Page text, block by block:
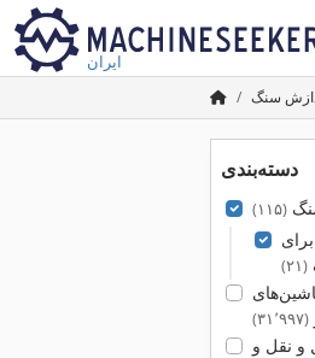
ایران
سنگ
دسته‌بندی
(۱۱۵)
(۲۱)
(۳۱٬۹۹۷)
و نقل و